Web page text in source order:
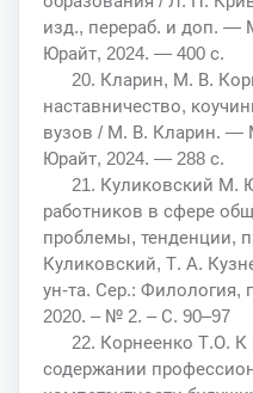
изд., перераб. и доп. —
Юрайт, 2024. — 400 с.
20. Кларин, М. В.
наставничество,
вузов / М. В. Кларин. —
Юрайт, 2024. — 288 с.
21. Куликовский М.
работников в сфере
проблемы, тенденции,
Куликовский, Т. А.
ун-та. Сер.: Филология,
2020. – № 2. – С. 90–97
22. Корнеенко Т.О. К
содержании